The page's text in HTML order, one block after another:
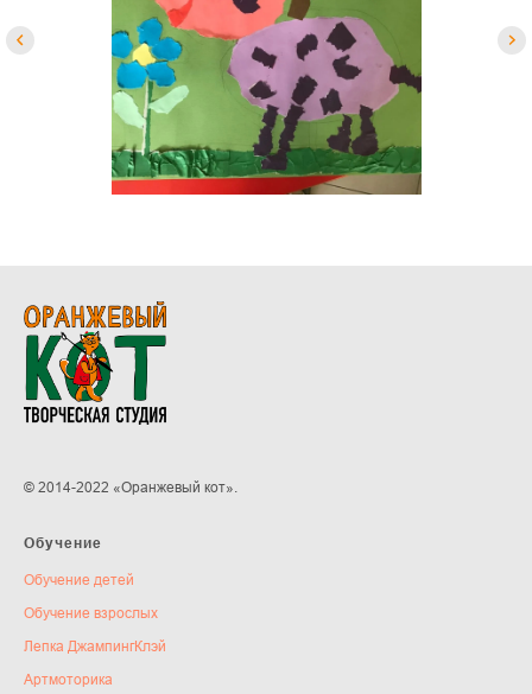
© 2014-2022 «Оранжевый кот».
Обучение
Обучение детей
Обучение взрослых
Лепка ДжампингКлэй
Артмоторика